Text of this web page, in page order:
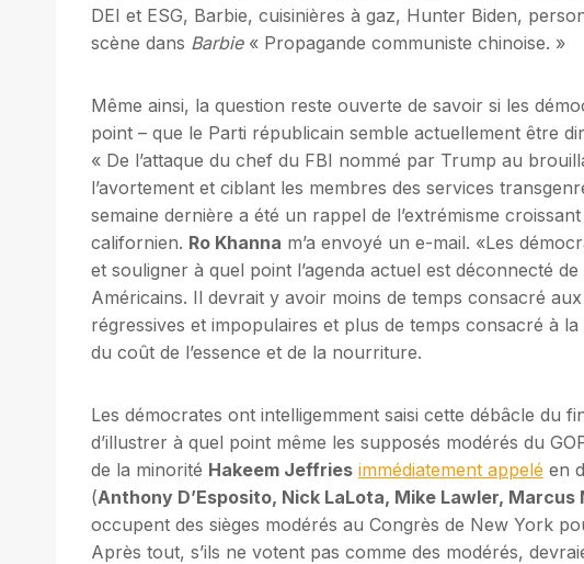
DEI et ESG, Barbie, cuisinières à gaz, Hunter Biden,
scène dans Barbie« Propagande communiste chinoise. »
Même ainsi, la question reste ouverte de savoir si les
point – que le Parti républicain semble actuellement être
« De l’attaque du chef du FBI nommé par Trump au
l’avortement et ciblant les membres des services
semaine dernière a été un rappel de l’extrémisme
californien. Ro Khanna m’a envoyé un e-mail. «Les
et souligner à quel point l’agenda actuel est déconnecté
Américains. Il devrait y avoir moins de temps consacré
régressives et impopulaires et plus de temps consacré à
du coût de l’essence et de la nourriture.
Les démocrates ont intelligemment saisi cette débâcle du
d’illustrer à quel point même les supposés modérés du
de la minorité Hakeem Jeffries immédiatement appelé en
(Anthony D’Esposito, Nick LaLota, Mike Lawler, Marcus
occupent des sièges modérés au Congrès de New York
Après tout, s’ils ne votent pas comme des modérés,